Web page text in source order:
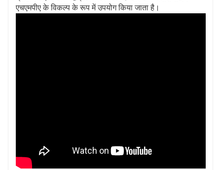
एचएमपीए के विकल्प के रूप में उपयोग किया जाता है।